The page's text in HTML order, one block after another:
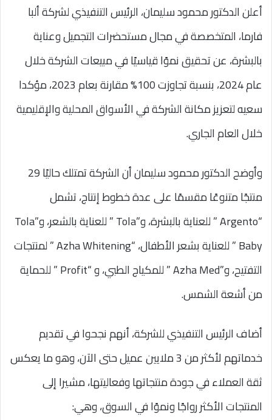
أعلن الدكتور محمود سليمان، الرئيس التنفيذي لشركة ألبا
فارما، المتخصصة في مجال مستحضرات التجميل وعناية
بالبشرة، عن تحقيق نموًا قياسيًا في مبيعات الشركة خلال
عام 2024، بنسبة تجاوزت 100% مقارنة بعام 2023، مؤكدا
سعيه لتعزيز مكانة الشركة في الأسواق المحلية والإقليمية
خلال العام الجاري.
وأوضح الدكتور محمود سليمان أن الشركة تمتلك حاليًا 29
منتجًا متنوعًا مقسمًا على عدة خطوط إنتاج، تشمل
“Argento ” للعناية بالبشرة، و”Tola ” للعناية بالشعر، و”Tola
Baby ” للعناية بشعر الأطفال، “Azha Whitening ” لمنتجات
التفتيح، و”Azha Med ” للمكياج الطبي، و “Profit ” للحماية
من أشعة الشمس.
أضاف الرئيس التنفيذي للشركة، أنهم نجحوا في تقديم
خدماتهم لأكثر من 3 ملايين عميل حتى الآن، وهو ما يعكس
ثقة العملاء في جودة منتجاتها وفعاليتها، مشيرا إلى
المنتجات الأكثر رواجًا ونموًا في السوق، وهي: